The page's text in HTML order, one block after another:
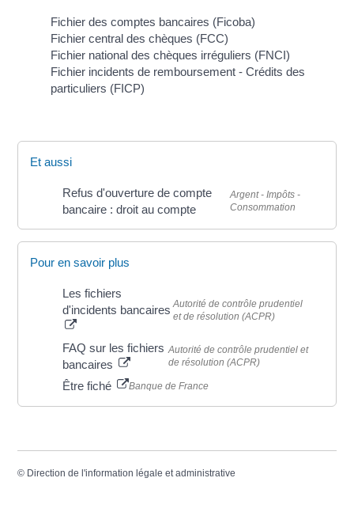
Fichier des comptes bancaires (Ficoba)
Fichier central des chèques (FCC)
Fichier national des chèques irréguliers (FNCI)
Fichier incidents de remboursement - Crédits des
particuliers (FICP)
Et aussi
Refus d'ouverture de compte
bancaire : droit au compte
Argent - Impôts -
Consommation
Pour en savoir plus
Les fichiers
d'incidents bancaires Autorité de contrôle prudentiel
et de résolution (ACPR)
FAQ sur les fichiers
bancaires
Autorité de contrôle prudentiel et
de résolution (ACPR)
Être fiché Banque de France
© Direction de l'information légale et administrative